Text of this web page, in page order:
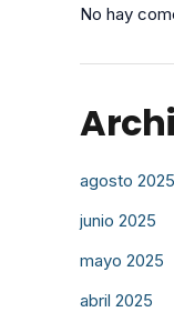
No hay
agosto 2025
junio 2025
mayo 2025
abril 2025